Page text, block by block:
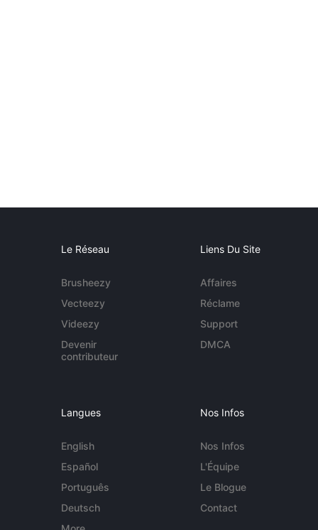
Le Réseau
Brusheezy
Vecteezy
Videezy
Devenir
contributeur
Liens Du Site
Affaires
Réclame
Support
DMCA
Langues
English
Español
Português
Deutsch
Nos Infos
Nos Infos
L'Équipe
Le Blogue
Contact